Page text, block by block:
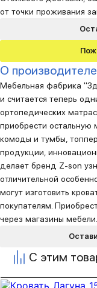
от точки проживания
О
Мебельная фабрика
и считается теперь
ортопедических
приобрести остальную
комоды и тумбы,
продукции,
делает бренд Z-son
отличительной
могут изготовить
покупателям.
через магазины мебели.
С этим